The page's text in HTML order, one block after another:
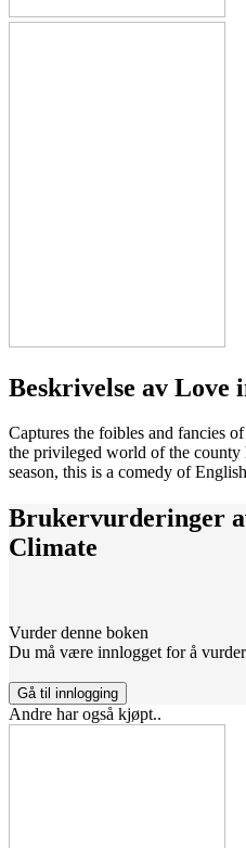
Beskrivelse av Love
Captures the foibles and fancies
the privileged world of the county
season, this is a comedy of
Brukervurderinger
Climate
Vurder denne boken
Du må være innlogget for å
Gå til innlogging
Andre har også kjøpt..